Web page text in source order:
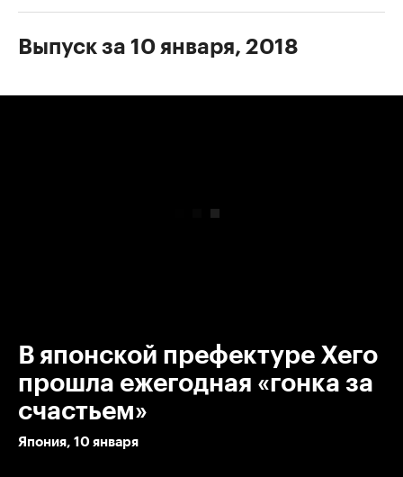
Выпуск за 10 января, 2018
В японской префектуре Хего
прошла ежегодная «гонка за
счастьем»
Япония, 10 января